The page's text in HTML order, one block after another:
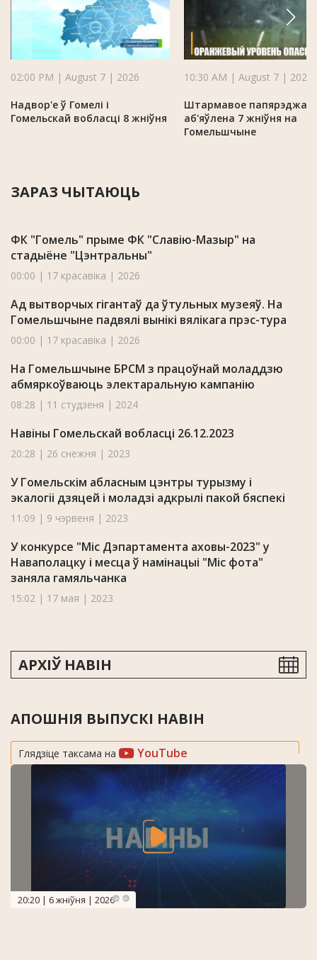
02:00 PM | August 7 | 2026
Надвор'е ў Гомелі і
Гомельскай вобласці 8 жніўня
10:30 AM | August 7 | 2026
Штармавое
аб'яўлена 7 жніўня на
Гомельшчыне
ЗАРАЗ ЧЫТАЮЦЬ
ФК "Гомель" прыме ФК "Славію-Мазыр" на
стадыёне "Цэнтральны"
00:00 | 17 красавіка | 2026
Ад вытворчых гігантаў да ўтульных музеяў. На
Гомельшчыне падвялі вынікі вялікага прэс-тура
00:00 | 17 красавіка | 2026
На Гомельшчыне БРСМ з працоўнай моладдзю
абмяркоўваюць электаральную кампанію
08:28 | 11 студзеня | 2024
Навіны Гомельскай вобласці 26.12.2023
20:28 | 26 снежня | 2023
У Гомельскім абласным цэнтры турызму і
экалогіі дзяцей і моладзі адкрылі пакой бяспекі
11:09 | 9 чэрвеня | 2023
У конкурсе "Міс Дэпартамента аховы-2023" у
Наваполацку i месца ў намінацыі "Міс фота"
заняла гамяльчанка
15:02 | 17 мая | 2023
АРХІЎ НАВІН
АПОШНІЯ ВЫПУСКІ НАВІН
Глядзіце таксама на YouTube
20:20 | 6 жніўня | 2026